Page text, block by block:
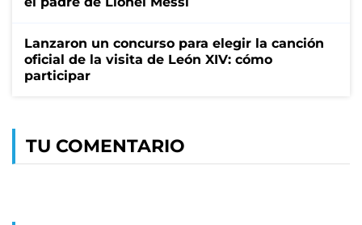
Lanzaron un concurso para elegir la canción
oficial de la visita de León XIV: cómo
participar
TU COMENTARIO